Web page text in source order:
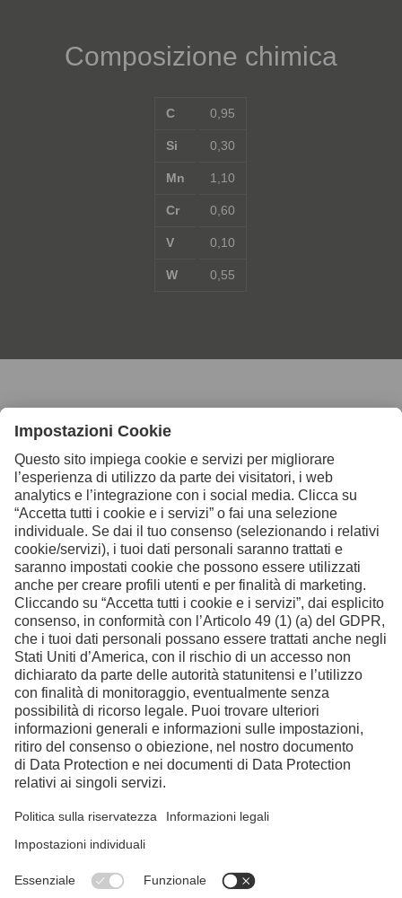
Composizione chimica
C
Si
Mn
Cr
V
W
0,95
0,30
1,10
0,60
0,10
0,55
Contattaci per ulteriori
informazioni
Contatto
Facebook
LinkedIn